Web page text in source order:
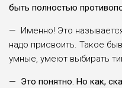
быть полностью
— Именно! Это
надо присвоить. Такое
умные, умеют выбирать
— Это понятно. Но как,